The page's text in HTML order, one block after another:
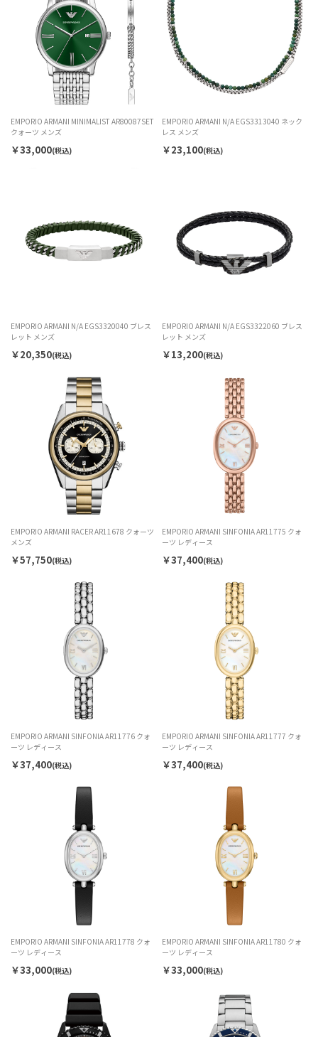
EMPORIO ARMANI MINIMALIST AR80087SET
クォーツ メンズ
￥33,000(税込)
EMPORIO ARMANI N/A EGS3313040 ネック
レス メンズ
￥23,100(税込)
EMPORIO ARMANI N/A EGS3320040 ブレス
レット メンズ
￥20,350(税込)
EMPORIO ARMANI N/A EGS3322060 ブレス
レット メンズ
￥13,200(税込)
EMPORIO ARMANI RACER AR11678 クォーツ
メンズ
￥57,750(税込)
EMPORIO ARMANI SINFONIA AR11775 クォ
ーツ レディース
￥37,400(税込)
EMPORIO ARMANI SINFONIA AR11776 クォ
ーツ レディース
￥37,400(税込)
EMPORIO ARMANI SINFONIA AR11777 クォ
ーツ レディース
￥37,400(税込)
EMPORIO ARMANI SINFONIA AR11778 クォ
ーツ レディース
￥33,000(税込)
EMPORIO ARMANI SINFONIA AR11780 クォ
ーツ レディース
￥33,000(税込)